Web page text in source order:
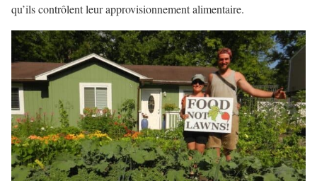
qu’ils contrôlent leur approvisionnement alimentaire.